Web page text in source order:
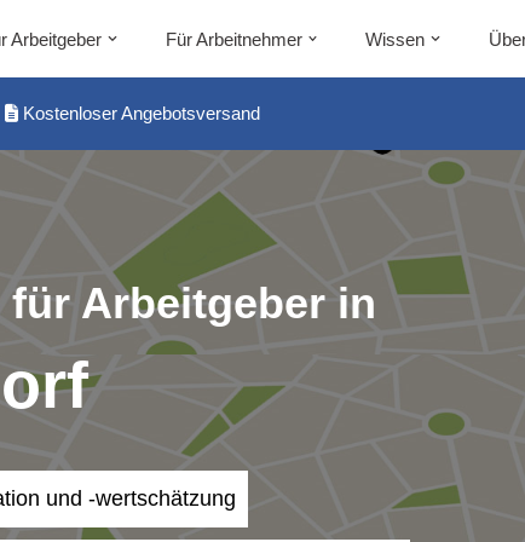
Arbeitgeber Für Arbeitnehmer Wissen
Kostenloser Angebotsversand
für Arbeitgeber in
und -wertschätzung